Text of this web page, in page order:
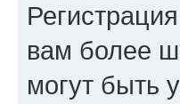
вам более
могут быть